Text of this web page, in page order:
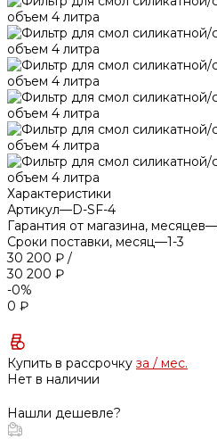
Характеристики
Артикул—D-SF-4
Гарантия от магазина, месяцев—
Сроки поставки, месяц—1-3
30 200 ₽ /
30 200 ₽
-0%
0 ₽
Купить в рассрочку за / мес.
Нет в наличии
Нашли дешевле?